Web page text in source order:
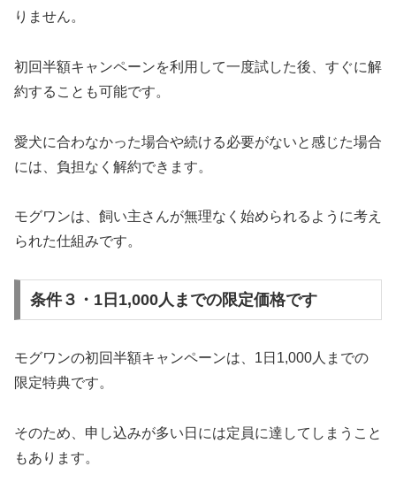
りません。
初回半額キャンペーンを利用して一度試した後、すぐに解
約することも可能です。
愛犬に合わなかった場合や続ける必要がないと感じた場合
には、負担なく解約できます。
モグワンは、飼い主さんが無理なく始められるように考え
られた仕組みです。
条件３・1日1,000人までの限定価格です
モグワンの初回半額キャンペーンは、1日1,000人までの
限定特典です。
そのため、申し込みが多い日には定員に達してしまうこと
もあります。